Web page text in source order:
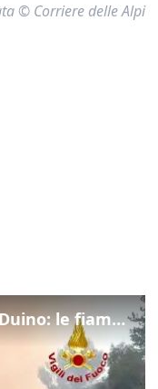
© Corriere delle Alpi
Incendio tra Monfalcone e Duino: le fiamme lambiscono la strada